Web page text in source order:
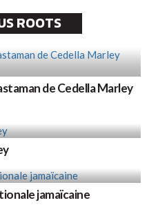
ROOTS
de Cedella Marley
jamaïcaine